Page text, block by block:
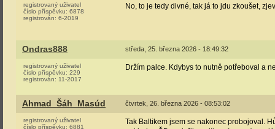
registrovaný uživatel
číslo příspěvku: 6878
registrován: 6-2019
No, to je tedy divné, tak já to jdu zkoušet,
Ondras888 středa, 25. března 2026 - 18:49:32
registrovaný uživatel
číslo příspěvku: 229
registrován: 11-2017
Držím palce. Kdybys to nutně potřeboval a
Ahmad_Šáh_Masúd čtvrtek, 26. března 2026 - 08:53:02
registrovaný uživatel
číslo příspěvku: 6881
Tak Baltikem jsem se nakonec probojoval.